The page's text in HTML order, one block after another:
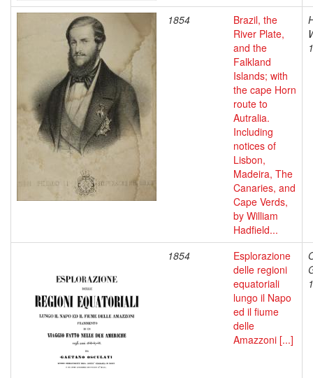
1854
Brazil, the
River Plate,
and the
Falkland
Islands; with
the cape Horn
route to
Autralia.
Including
notices of
Lisbon,
Madeira, The
Canaries, and
Cape Verds,
by William
Hadfield...
1854
Esplorazione
delle regioni
equatoriali
lungo il Napo
ed il fiume
delle
Amazzoni [...]